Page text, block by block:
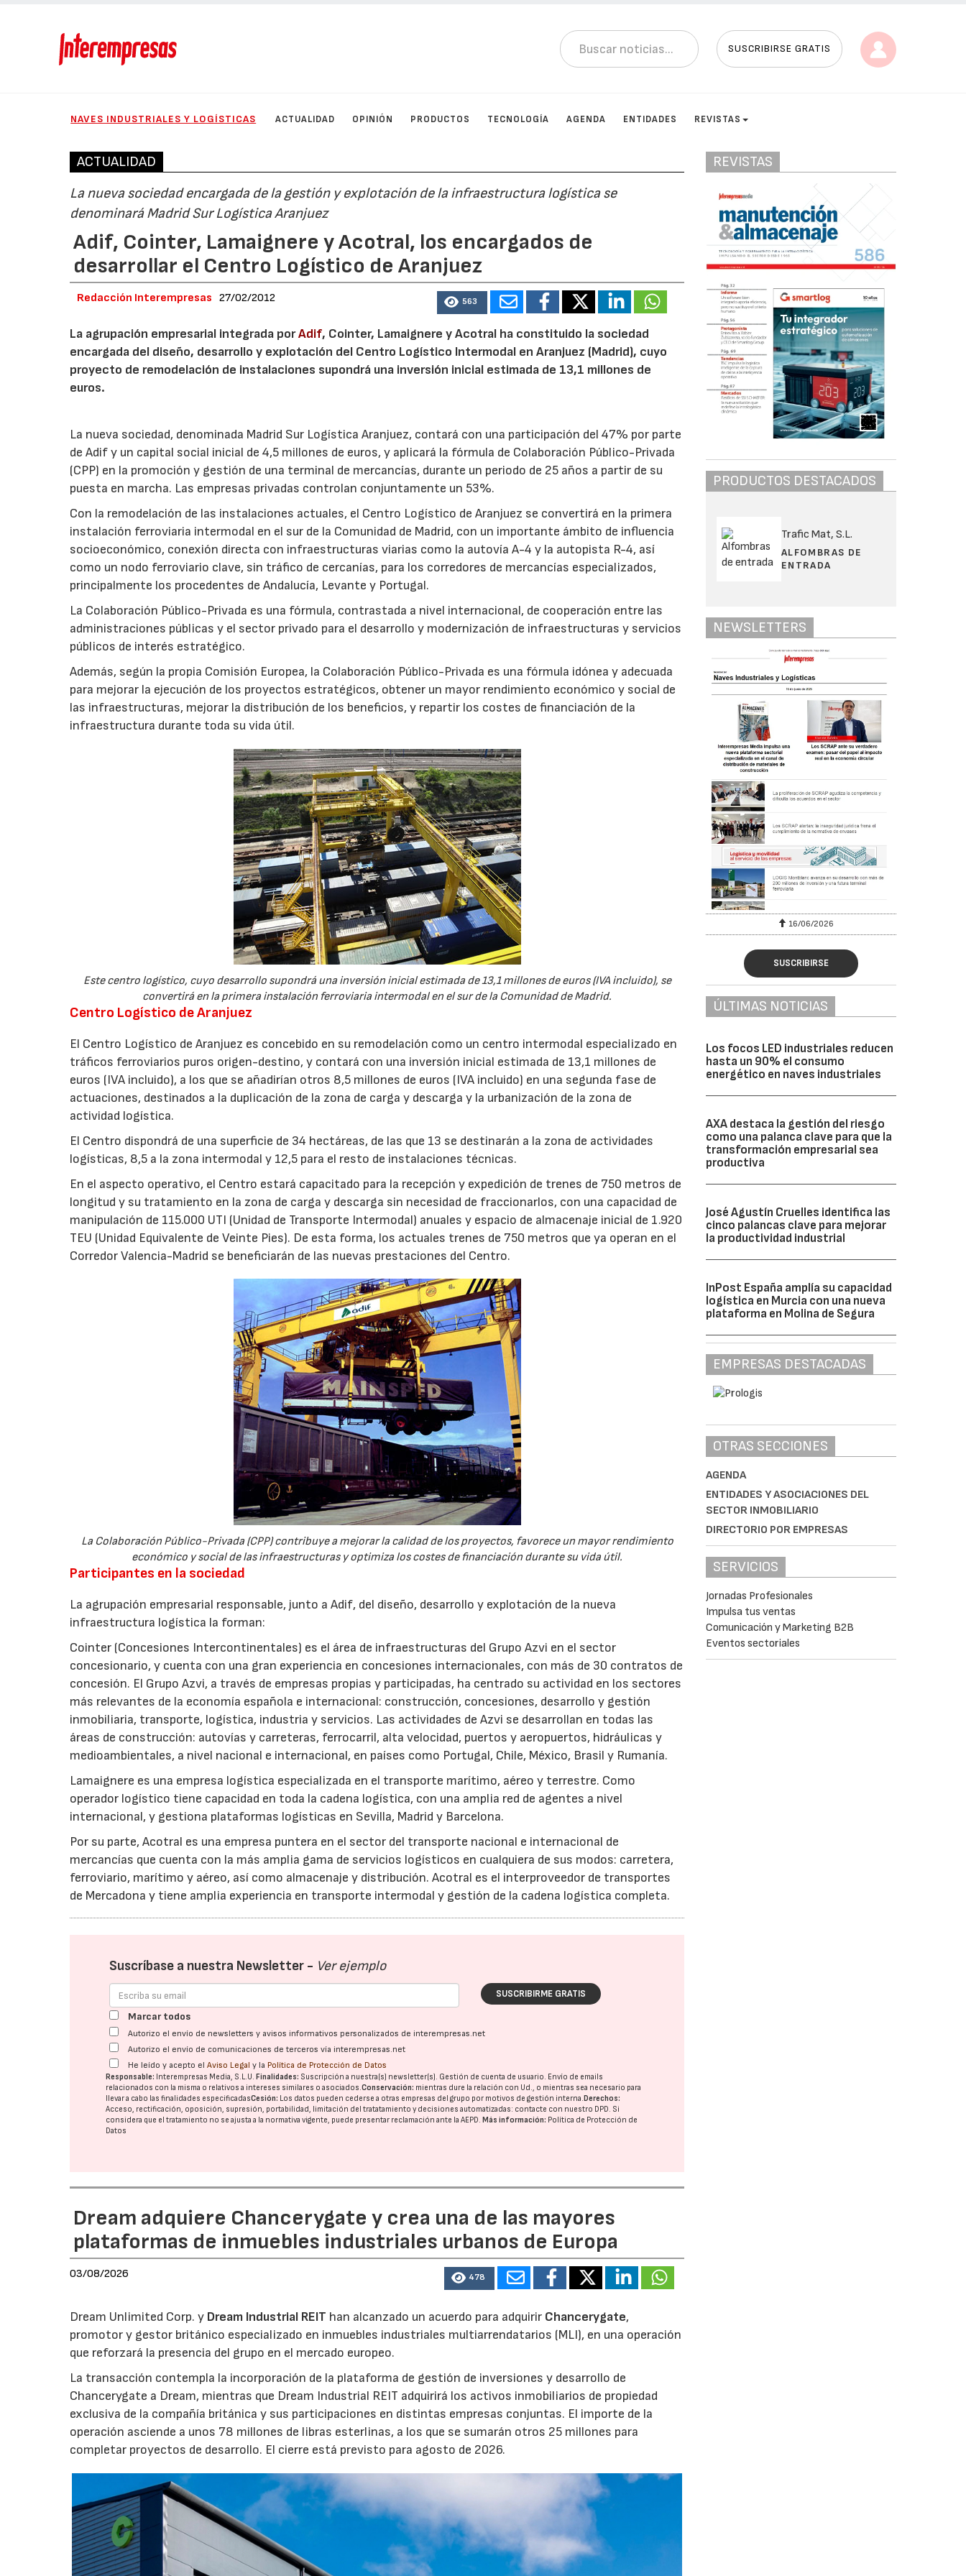
SUSCRIBIRSE GRATIS
NAVES INDUSTRIALES Y LOGÍSTICAS ACTUALIDAD OPINIÓN PRODUCTOS TECNOLOGÍA AGENDA ENTIDADES REVISTAS
ACTUALIDAD
La nueva sociedad encargada de la gestión y explotación de la infraestructura logística se
denominará Madrid Sur Logística Aranjuez
Adif, Cointer, Lamaignere y Acotral, los encargados de
desarrollar el Centro Logístico de Aranjuez
Redacción Interempresas 27/02/2012 563
La agrupación empresarial integrada porAdif, Cointer, Lamaignere y Acotral ha constituido la sociedad
encargada del diseño, desarrollo y explotación del Centro Logístico Intermodal en Aranjuez (Madrid), cuyo
proyecto de remodelación de instalaciones supondrá una inversión inicial estimada de 13,1 millones de
euros.
La nueva sociedad, denominada Madrid Sur Logística Aranjuez, contará con una participación del 47% por parte
de Adif y un capital social inicial de 4,5 millones de euros, y aplicará la fórmula de Colaboración Público-Privada
(CPP) en la promoción y gestión de una terminal de mercancías, durante un periodo de 25 años a partir de su
puesta en marcha. Las empresas privadas controlan conjuntamente un 53%.
Con la remodelación de las instalaciones actuales, el Centro Logístico de Aranjuez se convertirá en la primera
instalación ferroviaria intermodal en el sur de la Comunidad de Madrid, con un importante ámbito de influencia
socioeconómico, conexión directa con infraestructuras viarias como la autovía A-4 y la autopista R-4, así
como un nodo ferroviario clave, sin tráfico de cercanías, para los corredores de mercancías especializados,
principalmente los procedentes de Andalucía, Levante y Portugal.
La Colaboración Público-Privada es una fórmula, contrastada a nivel internacional, de cooperación entre las
administraciones públicas y el sector privado para el desarrollo y modernización de infraestructuras y servicios
públicos de interés estratégico.
Además, según la propia Comisión Europea, la Colaboración Público-Privada es una fórmula idónea y adecuada
para mejorar la ejecución de los proyectos estratégicos, obtener un mayor rendimiento económico y social de
las infraestructuras, mejorar la distribución de los beneficios, y repartir los costes de financiación de la
infraestructura durante toda su vida útil.
Este centro logístico, cuyo desarrollo supondrá una inversión inicial estimada de 13,1 millones de euros (IVA incluido), se
convertirá en la primera instalación ferroviaria intermodal en el sur de la Comunidad de Madrid.
Centro Logístico de Aranjuez
El Centro Logístico de Aranjuez es concebido en su remodelación como un centro intermodal especializado en
tráficos ferroviarios puros origen-destino, y contará con una inversión inicial estimada de 13,1 millones de
euros (IVA incluido), a los que se añadirían otros 8,5 millones de euros (IVA incluido) en una segunda fase de
actuaciones, destinados a la duplicación de la zona de carga y descarga y la urbanización de la zona de
actividad logística.
El Centro dispondrá de una superficie de 34 hectáreas, de las que 13 se destinarán a la zona de actividades
logísticas, 8,5 a la zona intermodal y 12,5 para el resto de instalaciones técnicas.
En el aspecto operativo, el Centro estará capacitado para la recepción y expedición de trenes de 750 metros de
longitud y su tratamiento en la zona de carga y descarga sin necesidad de fraccionarlos, con una capacidad de
manipulación de 115.000 UTI (Unidad de Transporte Intermodal) anuales y espacio de almacenaje inicial de 1.920
TEU (Unidad Equivalente de Veinte Pies). De esta forma, los actuales trenes de 750 metros que ya operan en el
Corredor Valencia-Madrid se beneficiarán de las nuevas prestaciones del Centro.
La Colaboración Público-Privada (CPP) contribuye a mejorar la calidad de los proyectos, favorece un mayor rendimiento
económico y social de las infraestructuras y optimiza los costes de financiación durante su vida útil.
Participantes en la sociedad
La agrupación empresarial responsable, junto a Adif, del diseño, desarrollo y explotación de la nueva
infraestructura logística la forman:
Cointer (Concesiones Intercontinentales) es el área de infraestructuras del Grupo Azvi en el sector
concesionario, y cuenta con una gran experiencia en concesiones internacionales, con más de 30 contratos de
concesión. El Grupo Azvi, a través de empresas propias y participadas, ha centrado su actividad en los sectores
más relevantes de la economía española e internacional: construcción, concesiones, desarrollo y gestión
inmobiliaria, transporte, logística, industria y servicios. Las actividades de Azvi se desarrollan en todas las
áreas de construcción: autovías y carreteras, ferrocarril, alta velocidad, puertos y aeropuertos, hidráulicas y
medioambientales, a nivel nacional e internacional, en países como Portugal, Chile, México, Brasil y Rumanía.
Lamaignere es una empresa logística especializada en el transporte marítimo, aéreo y terrestre. Como
operador logístico tiene capacidad en toda la cadena logística, con una amplia red de agentes a nivel
internacional, y gestiona plataformas logísticas en Sevilla, Madrid y Barcelona.
Por su parte, Acotral es una empresa puntera en el sector del transporte nacional e internacional de
mercancías que cuenta con la más amplia gama de servicios logísticos en cualquiera de sus modos: carretera,
ferroviario, marítimo y aéreo, así como almacenaje y distribución. Acotral es el interproveedor de transportes
de Mercadona y tiene amplia experiencia en transporte intermodal y gestión de la cadena logística completa.
Suscríbase a nuestra Newsletter - Ver ejemplo
SUSCRIBIRME GRATIS
Marcar todos
Autorizo el envío de newsletters y avisos informativos personalizados de interempresas.net
Autorizo el envío de comunicaciones de terceros vía interempresas.net
He leído y acepto elAviso Legal y la Política de Protección de Datos
Responsable: Interempresas Media, S.L.U. Finalidades: Suscripción a nuestra(s) newsletter(s). Gestión de cuenta de usuario. Envío de emails
relacionados con la misma o relativos a intereses similares o asociados.Conservación: mientras dure la relación con Ud., o mientras sea necesario para
llevar a cabo las finalidades especificadasCesión: Los datos pueden cederse a otras empresas del grupo por motivos de gestión interna. Derechos:
Acceso, rectificación, oposición, supresión, portabilidad, limitación del tratatamiento y decisiones automatizadas: contacte con nuestro DPD. Si
considera que el tratamiento no se ajusta a la normativa vigente, puede presentar reclamación ante laAEPD. Más información: Política de Protección de
Datos
Dream adquiere Chancerygate y crea una de las mayores
plataformas de inmuebles industriales urbanos de Europa
03/08/2026 478
Dream Unlimited Corp. y Dream Industrial REIT han alcanzado un acuerdo para adquirir Chancerygate,
promotor y gestor británico especializado en inmuebles industriales multiarrendatarios (MLI), en una operación
que reforzará la presencia del grupo en el mercado europeo.
La transacción contempla la incorporación de la plataforma de gestión de inversiones y desarrollo de
Chancerygate a Dream, mientras que Dream Industrial REIT adquirirá los activos inmobiliarios de propiedad
exclusiva de la compañía británica y sus participaciones en distintas empresas conjuntas. El importe de la
operación asciende a unos 78 millones de libras esterlinas, a los que se sumarán otros 25 millones para
completar proyectos de desarrollo. El cierre está previsto para agosto de 2026.
REVISTAS
PRODUCTOS DESTACADOS
Trafic Mat, S.L.
ALFOMBRAS DE
ENTRADA
NEWSLETTERS
16/06/2026 16/06/2026
SUSCRIBIRSE
ÚLTIMAS NOTICIAS
Los focos LED industriales reducen
hasta un 90% el consumo
energético en naves industriales
AXA destaca la gestión del riesgo
como una palanca clave para que la
transformación empresarial sea
productiva
José Agustín Cruelles identifica las
cinco palancas clave para mejorar
la productividad industrial
InPost España amplía su capacidad
logística en Murcia con una nueva
plataforma en Molina de Segura
EMPRESAS DESTACADAS
OTRAS SECCIONES
AGENDA
ENTIDADES Y ASOCIACIONES DEL
SECTOR INMOBILIARIO
DIRECTORIO POR EMPRESAS
SERVICIOS
Jornadas Profesionales
Impulsa tus ventas
Comunicación y Marketing B2B
Eventos sectoriales